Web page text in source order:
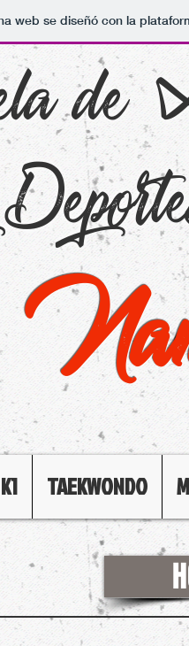
web se diseñó con la
de
TAEKWONDO